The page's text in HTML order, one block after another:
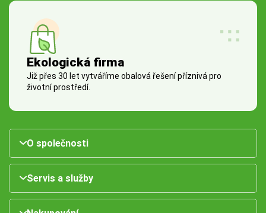
Ekologická firma
Již přes 30 let vytváříme obalová řešení příznivá pro
životní prostředí.
O společnosti
Servis a služby